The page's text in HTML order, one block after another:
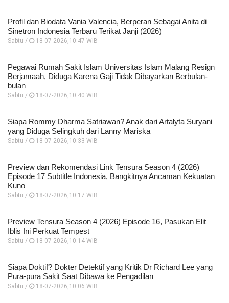
Profil dan Biodata Vania Valencia, Berperan Sebagai Anita di
Sinetron Indonesia Terbaru Terikat Janji (2026)
Sabtu / 18-07-2026,10:47 WIB
Pegawai Rumah Sakit Islam Universitas Islam Malang Resign
Berjamaah, Diduga Karena Gaji Tidak Dibayarkan Berbulan-
bulan
Sabtu / 18-07-2026,10:40 WIB
Siapa Rommy Dharma Satriawan? Anak dari Artalyta Suryani
yang Diduga Selingkuh dari Lanny Mariska
Sabtu / 18-07-2026,10:33 WIB
Preview dan Rekomendasi Link Tensura Season 4 (2026)
Episode 17 Subtitle Indonesia, Bangkitnya Ancaman Kekuatan
Kuno
Sabtu / 18-07-2026,10:17 WIB
Preview Tensura Season 4 (2026) Episode 16, Pasukan Elit
Iblis Ini Perkuat Tempest
Sabtu / 18-07-2026,10:14 WIB
Siapa Doktif? Dokter Detektif yang Kritik Dr Richard Lee yang
Pura-pura Sakit Saat Dibawa ke Pengadilan
Sabtu / 18-07-2026,10:06 WIB